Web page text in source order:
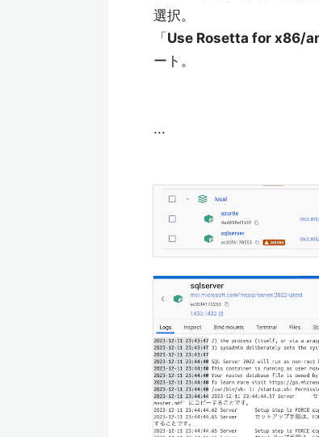
選択。
「Use Rosetta for x86/
ート。
...